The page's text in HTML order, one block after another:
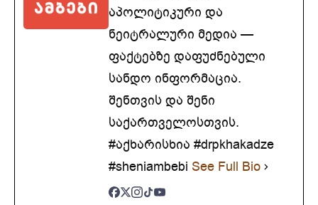
აპოლიტიკური და
ნეიტრალური მედია —
ფაქტებზე დაფუძნებული
სანდო ინფორმაცია.
შენთვის და შენი
საქართველოსთვის.
#აქხარისხია #drpkhakadze
#sheniambebi See Full Bio